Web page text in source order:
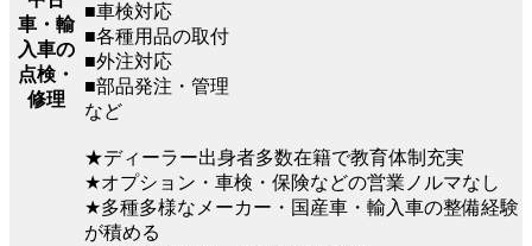
車・輸
入車の
点検・
修理
■車検対応
■各種用品の取付
■外注対応
■部品発注・管理
など
★ディーラー出身者多数在籍で教育体制充実
★オプション・車検・保険などの営業ノルマなし
★多種多様なメーカー・国産車・輸入車の整備経験
が積める